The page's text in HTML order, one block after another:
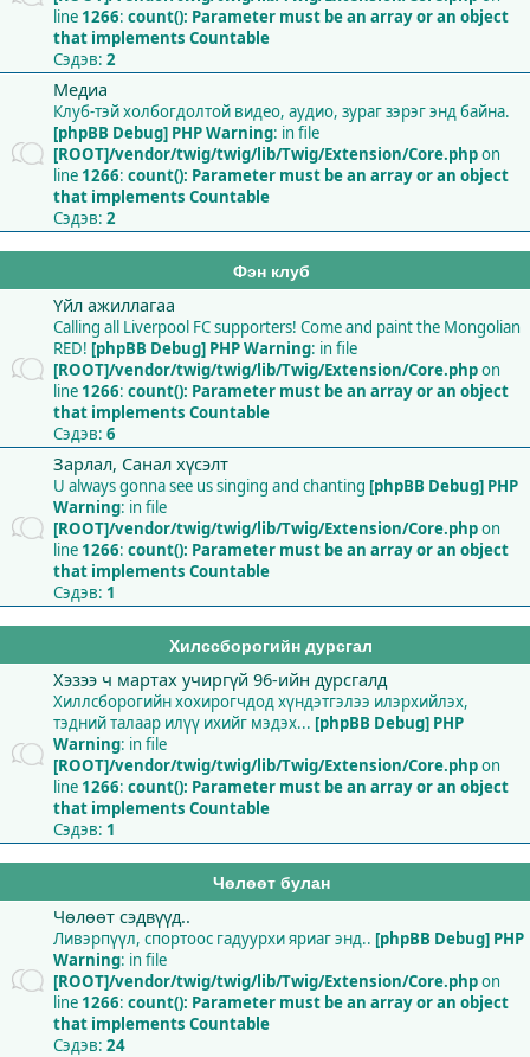
line 1266: count(): Parameter must be an array or an object
that implements Countable
Сэдэв: 2
Медиа
Клуб-тэй холбогдолтой видео, аудио, зураг зэрэг энд байна.
[phpBB Debug] PHP Warning: in file
[ROOT]/vendor/twig/twig/lib/Twig/Extension/Core.phpon
line 1266: count(): Parameter must be an array or an object
that implements Countable
Сэдэв: 2
Фэн клуб
Үйл ажиллагаа
Calling all Liverpool FC supporters! Come and paint the Mongolian
RED! [phpBB Debug] PHP Warning: in file
[ROOT]/vendor/twig/twig/lib/Twig/Extension/Core.phpon
line 1266: count(): Parameter must be an array or an object
that implements Countable
Сэдэв: 6
Зарлал, Санал хүсэлт
U always gonna see us singing and chanting [phpBB Debug] PHP
Warning: in file
[ROOT]/vendor/twig/twig/lib/Twig/Extension/Core.phpon
line 1266: count(): Parameter must be an array or an object
that implements Countable
Сэдэв: 1
Хилссборогийн дурсгал
Хэзээ ч мартах учиргүй 96-ийн дурсгалд
Хиллсборогийн хохирогчдод хүндэтгэлээ илэрхийлэх,
тэдний талаар илүү ихийг мэдэх... [phpBB Debug] PHP
Warning: in file
[ROOT]/vendor/twig/twig/lib/Twig/Extension/Core.phpon
line 1266: count(): Parameter must be an array or an object
that implements Countable
Сэдэв: 1
Чөлөөт булан
Чөлөөт сэдвүүд..
Ливэрпүүл, спортоос гадуурхи яриаг энд.. [phpBB Debug] PHP
Warning: in file
[ROOT]/vendor/twig/twig/lib/Twig/Extension/Core.phpon
line 1266: count(): Parameter must be an array or an object
that implements Countable
Сэдэв: 24